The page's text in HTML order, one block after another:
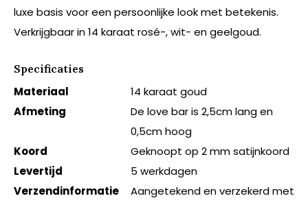
luxe basis voor een persoonlijke look met betekenis.
Verkrijgbaar in 14 karaat rosé-, wit- en geelgoud.
Specificaties
Materiaal
14 karaat goud
Afmeting
De love bar is 2,5cm lang en
0,5cm hoog
Koord
Geknoopt op 2 mm satijnkoord
Levertijd
5 werkdagen
Verzendinformatie
Aangetekend en verzekerd met